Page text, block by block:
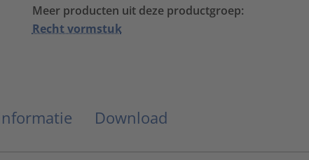
Meer producten uit deze productgroep:
Recht vormstuk
Download